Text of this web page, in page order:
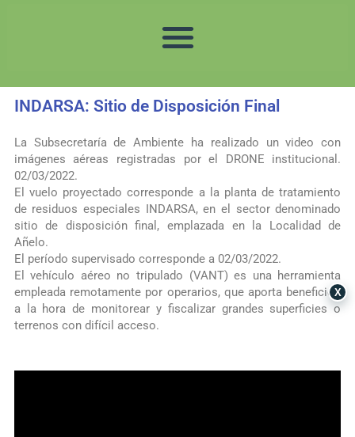
INDARSA: Sitio de Disposición Final
La Subsecretaría de Ambiente ha realizado un video con
imágenes aéreas registradas por el DRONE institucional.
02/03/2022.
El vuelo proyectado corresponde a la planta de tratamiento
de residuos especiales INDARSA, en el sector denominado
sitio de disposición final, emplazada en la Localidad de
Añelo.
El período supervisado corresponde a 02/03/2022.
El vehículo aéreo no tripulado (VANT) es una herramienta
empleada remotamente por operarios, que aporta beneficios
a la hora de monitorear y fiscalizar grandes superficies o
terrenos con difícil acceso.
X